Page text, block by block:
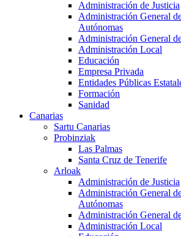
Administración de Justicia
Administración General
Autónomas
Administración General
Administración Local
Educación
Empresa Privada
Entidades Públicas
Formación
Sanidad
Canarias
Sartu Canarias
Probinziak
Las Palmas
Santa Cruz de Tenerife
Arloak
Administración de Justicia
Administración General
Autónomas
Administración General
Administración Local